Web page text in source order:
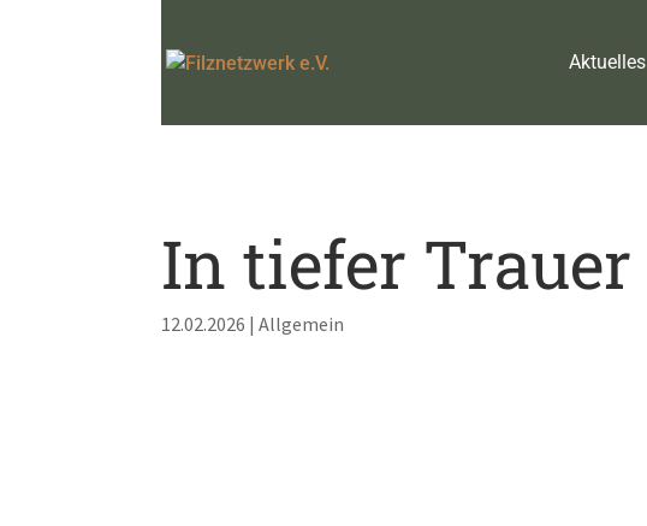
Aktuelles
In tiefer Trauer
12.02.2026 |Allgemein